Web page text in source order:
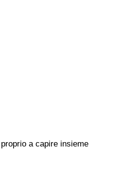
a capire insieme